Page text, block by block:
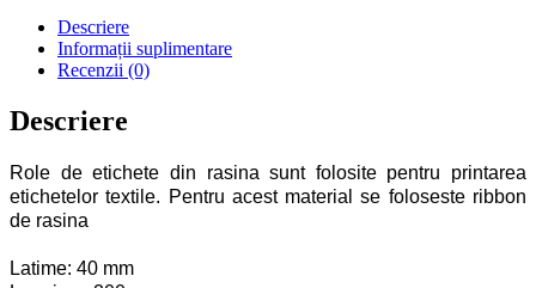
Descriere
Informații suplimentare
Recenzii (0)
Descriere
Role de etichete din rasina sunt folosite pentru printarea
etichetelor textile. Pentru acest material se foloseste ribbon
de rasina
Latime: 40 mm